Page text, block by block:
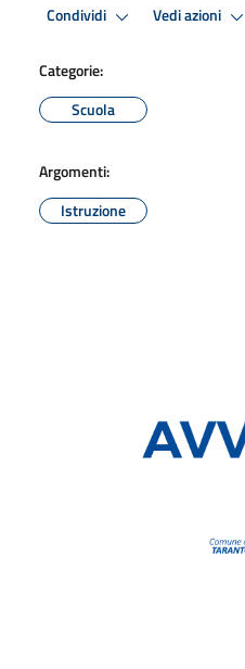
Condividi Vedi azioni
Categorie:
Scuola
Argomenti:
Istruzione